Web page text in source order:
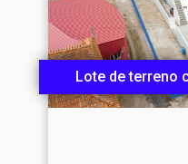
Lote de terreno